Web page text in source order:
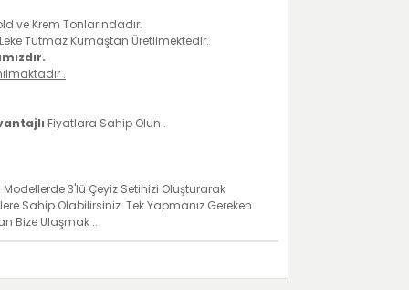
ve Krem Tonlarındadır.
Tutmaz Kumaştan Üretilmektedir.
.
Fiyatlara Sahip Olun .
Modellerde 3'lü Çeyiz Setinizi Oluşturarak
Sahip Olabilirsiniz. Tek Yapmanız Gereken
Bize Ulaşmak ..